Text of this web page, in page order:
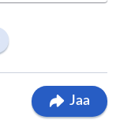
Jaa